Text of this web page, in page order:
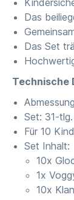
Das
Das Set
Technische
Set: 31-
Für 10
Set Inhalt:
10x
1x
10x